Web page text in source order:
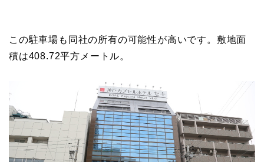
この駐車場も同社の所有の可能性が高いです。敷地面
積は408.72平方メートル。